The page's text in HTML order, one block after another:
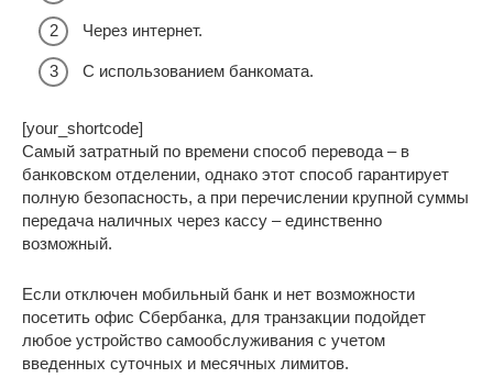
Через интернет.
С использованием банкомата.
[your_shortcode]
Самый затратный по времени способ перевода – в
банковском отделении, однако этот способ гарантирует
полную безопасность, а при перечислении крупной суммы
передача наличных через кассу – единственно
возможный.
Если отключен мобильный банк и нет возможности
посетить офис Сбербанка, для транзакции подойдет
любое устройство самообслуживания с учетом
введенных суточных и месячных лимитов.